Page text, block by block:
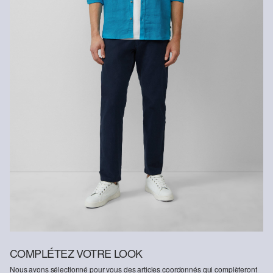
COMPLÉTEZ VOTRE LOOK
Nous avons sélectionné pour vous des articles coordonnés qui complèteront